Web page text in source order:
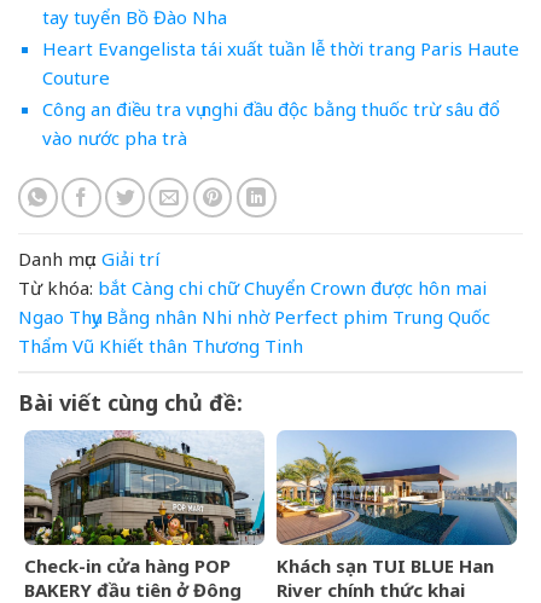
tay tuyển Bồ Đào Nha
Heart Evangelista tái xuất tuần lễ thời trang Paris Haute
Couture
Công an điều tra vụ nghi đầu độc bằng thuốc trừ sâu đổ
vào nước pha trà
Danh mục: Giải trí
Từ khóa: bắt Càng chi chữ Chuyển Crown được hôn mai
Ngao Thụy Bằng nhân Nhi nhờ Perfect phim Trung Quốc
Thẩm Vũ Khiết thân Thương Tinh
Bài viết cùng chủ đề:
Check-in cửa hàng POP
BAKERY đầu tiên ở Đông
Khách sạn TUI BLUE Han
River chính thức khai